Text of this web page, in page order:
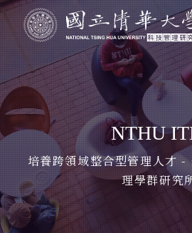
關於我們 About
課程特色 Program
招生訊息 Admission
系所成員 Faculty
學生專區 Student life
NTHU
培養跨領域整合型管理人才 -
理學群研究